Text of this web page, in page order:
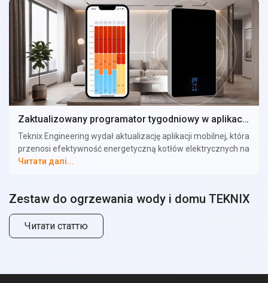
Zaktualizowany programator tygodniowy w aplikacji mobilnej kotła elektrycznego TEKNIX
Teknix Engineering wydał aktualizację aplikacji mobilnej, która
przenosi efektywność energetyczną kotłów elektrycznych na
nowy poziom. Użytkownik może teraz ustawić indywidualny
przypadku zastosowania zasobnika z pośrednim
gdy jest to naprawdę potrzebne, i nie zużywa energii
elektrycznej bez potrzeby.
Читати далі...
Zestaw do ogrzewania wody i domu TEKNIX
Читати статтю